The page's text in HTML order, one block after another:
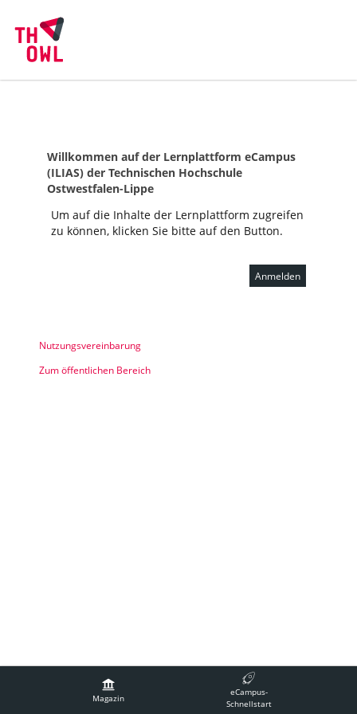
Magazin
eCampus-
Schnellstart
Willkommen auf der Lernplattform eCampus
(ILIAS) der Technischen Hochschule
Ostwestfalen-Lippe
Um auf die Inhalte der Lernplattform zugreifen
zu können, klicken Sie bitte auf den Button.
Anmelden
Nutzungsvereinbarung
Zum öffentlichen Bereich
Technische Betreuung
Barrierefreiheit
Nutzungsvereinbarung